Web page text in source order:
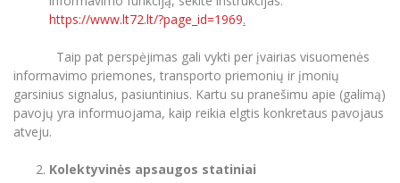
MRU norminių teisės aktų duomenų bazė
eDVS
Microsoft Office 365
MRU mobilios programėlės
Parama Ukrainai
Civilinė sauga
Korupcijos prevencija
https://www.lt72.lt/?page_id=1969.
Taip pat perspėjimas gali vykti per įvairias visuomenės
informavimo priemones, transporto priemonių ir įmonių
garsinius signalus, pasiuntinius. Kartu su pranešimu apie (galimą)
pavojų yra informuojama, kaip reikia elgtis konkretaus pavojaus
atveju.
Kolektyvinės apsaugos statiniai